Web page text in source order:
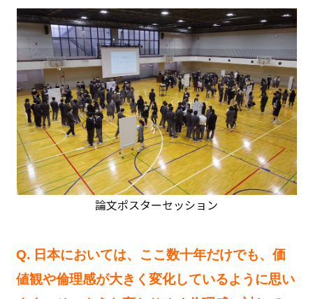
論文ポスターセッション
Q. 日本においては、ここ数十年だけでも、価
値観や倫理感が大きく変化しているように思い